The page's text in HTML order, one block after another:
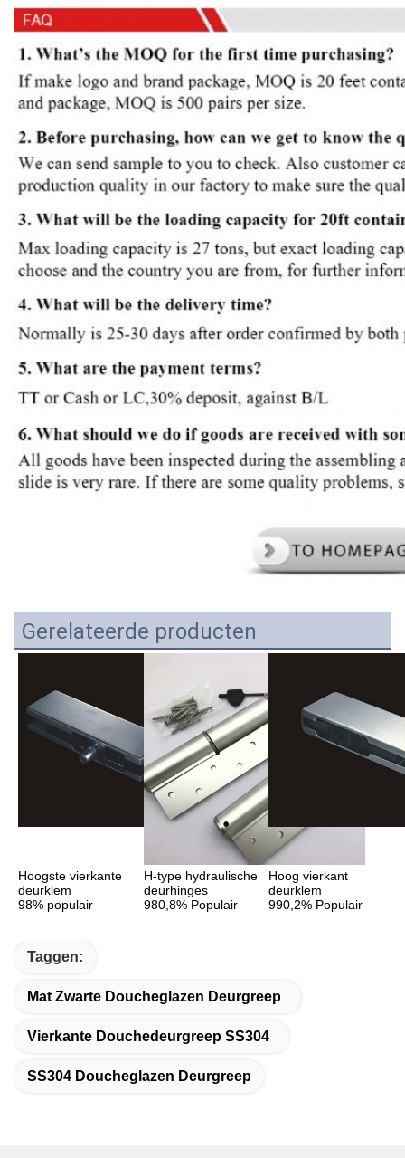
Gerelateerde producten
Hoogste vierkante
deurklem
98% populair
H-type hydraulische
deurhinges
980,8% Populair
Hoog vierkant
deurklem
990,2% Populair
Taggen:
Mat Zwarte Doucheglazen Deurgreep
Vierkante Douchedeurgreep SS304
SS304 Doucheglazen Deurgreep